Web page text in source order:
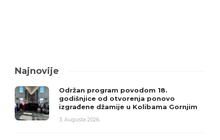
Najnovije
Održan program povodom 18.
godišnjice od otvorenja ponovo
izgrađene džamije u Kolibama Gornjim
3. Augusta 2026.